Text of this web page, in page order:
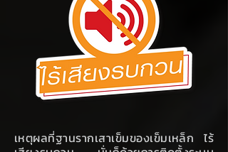
เหตุผลที่ฐานรากเสาเข็มของเข็มเหล็ก ไร้